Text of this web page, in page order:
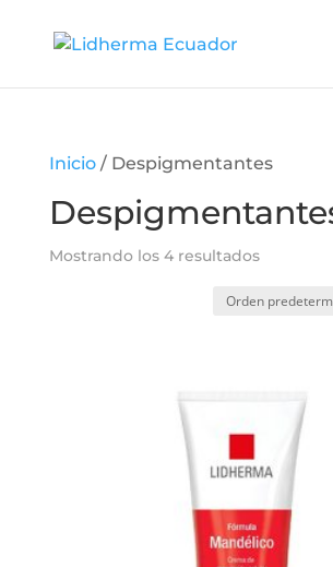
Inicio/ Despigmentantes
Mostrando los 4 resultados